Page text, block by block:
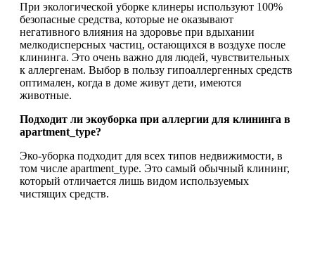
При экологической уборке клинеры используют 100%
безопасные средства, которые не оказывают
негативного влияния на здоровье при вдыхании
мелкодисперсных частиц, остающихся в воздухе после
клининга. Это очень важно для людей, чувствительных
к аллергенам. Выбор в пользу гипоаллергенных средств
оптимален, когда в доме живут дети, имеются
животные.
Подходит ли экоуборка при аллергии для клининга в
apartment_type?
Эко-уборка подходит для всех типов недвижимости, в
том числе apartment_type. Это самый обычный клининг,
который отличается лишь видом используемых
чистящих средств.